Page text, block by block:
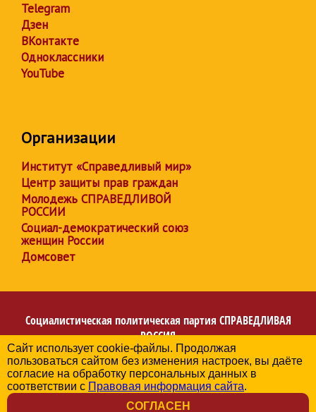
Telegram
Дзен
ВКонтакте
Одноклассники
YouTube
Организации
Институт «Справедливый мир»
Центр защиты прав граждан
Молодежь СПРАВЕДЛИВОЙ
РОССИИ
Социал-демократический союз
женщин России
Домсовет
Социалистическая политическая партия СПРАВЕДЛИВАЯ
РОССИЯ
Региональное отделение партии в Республике
Башкортостан
© 2006-2026
Политика в отношении обработки персональных данных
Сайт использует cookie-файлы. Продолжая
пользоваться сайтом без изменения настроек, вы даёте
согласие на обработку персональных данных в
соответствии с Правовая информация сайта.
СОГЛАСЕН